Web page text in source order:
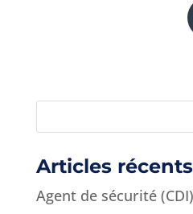
Articles récents
Agent de sécurité (CDI)